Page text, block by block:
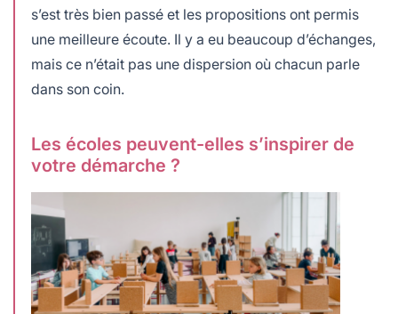
s’est très bien passé et les propositions ont permis
une meilleure écoute. Il y a eu beaucoup d’échanges,
mais ce n’était pas une dispersion où chacun parle
dans son coin.
Les écoles peuvent-elles s’inspirer de
votre démarche ?